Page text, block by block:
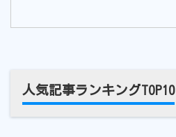
人気記事ランキングTOP10